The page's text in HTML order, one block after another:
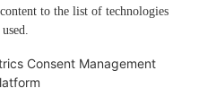
to the list of technologies
used.
Consent Management